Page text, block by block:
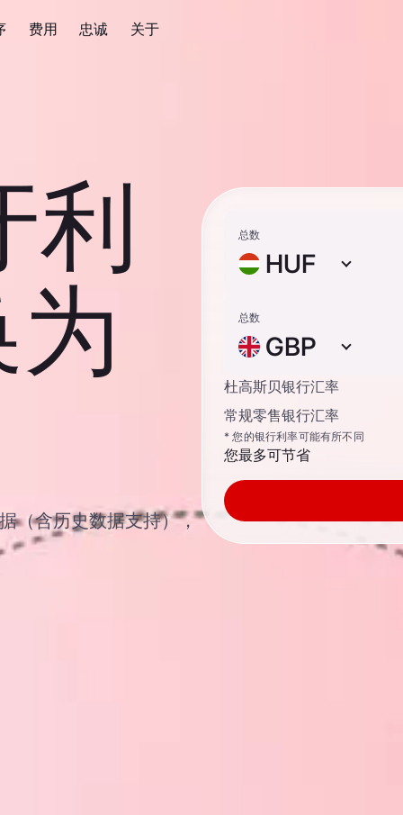
费用 忠诚 关于
利
（含历史数据支持），
总数
HUF
总数
GBP
杜高斯贝银行汇率
常规零售银行汇率
* 您的银行利率可能有所不同
您最多可节省